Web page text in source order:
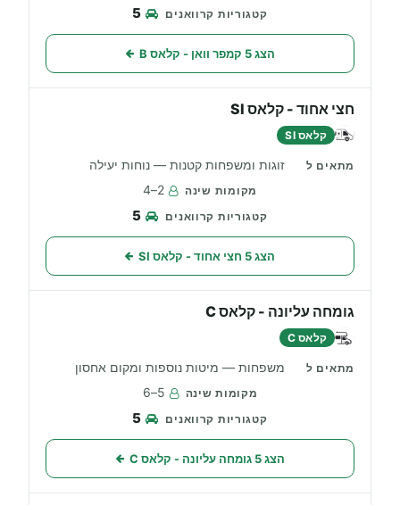
5
הצג 5 קמפר וואן - קלאס B
חצי אחוד - קלאס SI
קלאס SI
זוגות ומשפחות קטנות — נוחות יעילה
2–4
5
הצג 5 חצי אחוד - קלאס SI
גומחה עליונה - קלאס C
קלאס C
משפחות — מיטות נוספות ומקום אחסון
5–6
5
הצג 5 גומחה עליונה - קלאס C